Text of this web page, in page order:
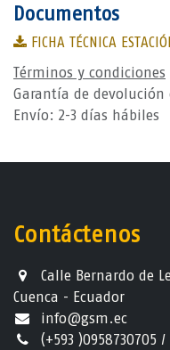
Documentos
FICHA TÉCNICA
Términos y condiciones
Garantía de devolución
Envío: 2-3 días hábiles
Contáctenos
Calle Bernardo de
Cuenca - Ecuador
info@gsm.ec​
(+593 )0958730705 /